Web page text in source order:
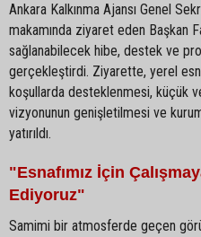
Ankara Kalkınma Ajansı Genel
makamında ziyaret eden Başkan
sağlanabilecek hibe, destek ve
gerçekleştirdi. Ziyarette, yerel
koşullarda desteklenmesi, küçük
vizyonunun genişletilmesi ve
yatırıldı.
"Esnafımız İçin
Ediyoruz"
Samimi bir atmosferde geçen